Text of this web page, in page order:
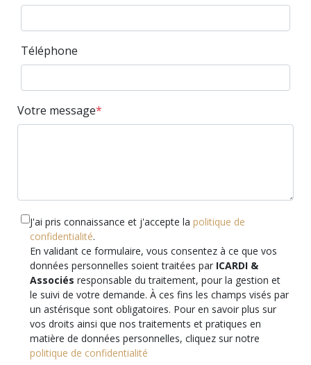
Téléphone
Votre message
J'ai pris connaissance et j'accepte la politique de
confidentialité.
En validant ce formulaire, vous consentez à ce que vos
données personnelles soient traitées par ICARDI &
Associés responsable du traitement, pour la gestion et
le suivi de votre demande. À ces fins les champs visés par
un astérisque sont obligatoires. Pour en savoir plus sur
vos droits ainsi que nos traitements et pratiques en
matière de données personnelles, cliquez sur notre
politique de confidentialité